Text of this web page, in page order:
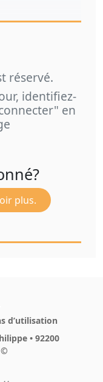
réservé.
identifiez-
en
plus.
d’utilisation
• 92200
©